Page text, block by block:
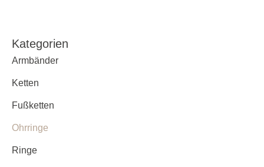
Kategorien
Armbänder
Ketten
Fußketten
Ohrringe
Ringe